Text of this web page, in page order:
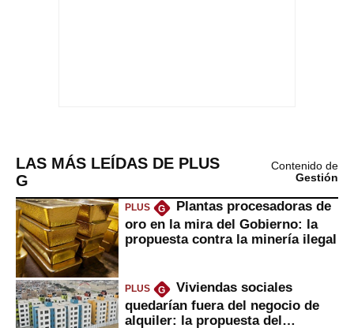
LAS MÁS LEÍDAS DE PLUS
G
Contenido de
Gestión
PLUS G
Plantas procesadoras de
oro en la mira del Gobierno: la
propuesta contra la minería ilegal
PLUS G
Viviendas sociales
quedarían fuera del negocio de
alquiler: la propuesta del